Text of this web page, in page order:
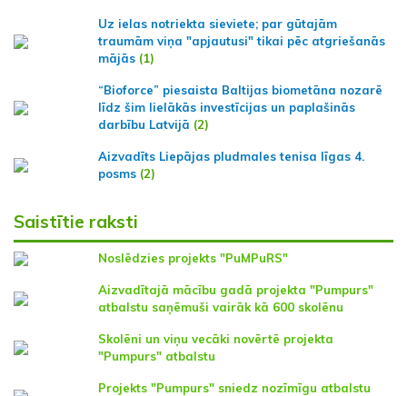
Uz ielas notriekta sieviete; par gūtajām
traumām viņa "apjautusi" tikai pēc atgriešanās
mājās (1)
“Bioforce” piesaista Baltijas biometāna nozarē
līdz šim lielākās investīcijas un paplašinās
darbību Latvijā (2)
Aizvadīts Liepājas pludmales tenisa līgas 4.
posms (2)
Saistītie raksti
Noslēdzies projekts "PuMPuRS"
Aizvadītajā mācību gadā projekta "Pumpurs"
atbalstu saņēmuši vairāk kā 600 skolēnu
Skolēni un viņu vecāki novērtē projekta
"Pumpurs" atbalstu
Projekts "Pumpurs" sniedz nozīmīgu atbalstu